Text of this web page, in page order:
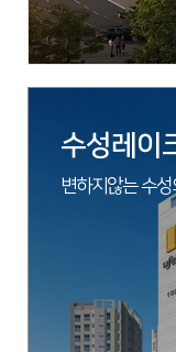
수성레이
변하지않는 수